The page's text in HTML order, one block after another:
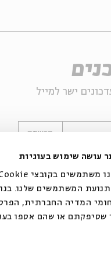
עושה שימוש בעוגיות
המשתמשים שלנו.
המדיה החברתית,
שסיפקתם או שהם אספו
ישר למייל
הרשמה